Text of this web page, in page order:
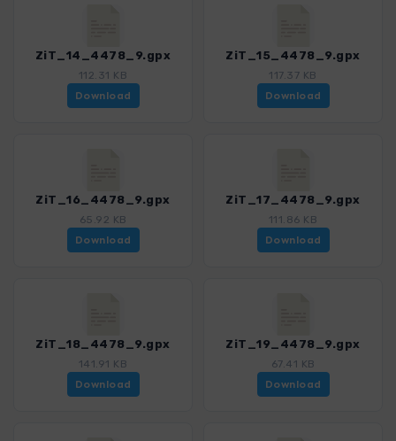
ZiT_14_4478_9.gpx
112.31 KB
Download
ZiT_15_4478_9.gpx
117.37 KB
Download
ZiT_16_4478_9.gpx
65.92 KB
Download
ZiT_17_4478_9.gpx
111.86 KB
Download
ZiT_18_4478_9.gpx
141.91 KB
Download
ZiT_19_4478_9.gpx
67.41 KB
Download